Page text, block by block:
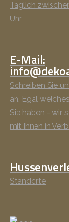
Täglich
Uhr
E-Mail:
Schreiben Sie
an. Egal
Sie haben - wir
mit Ihnen in
Standorte